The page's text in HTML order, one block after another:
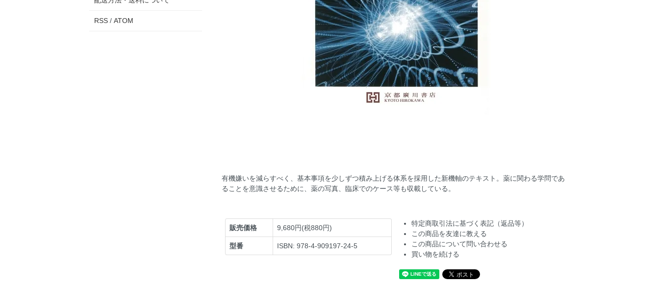
有機嫌いを減らすべく、基本事項を少しずつ積み上げる体系を採用した新機軸のテキスト。薬に関わる学問であ
ることを意識させるために、薬の写真、臨床でのケース等も収載している。
販売価格 9,680円(税880円)
型番 ISBN: 978-4-909197-24-5
特定商取引法に基づく表記（返品等）
この商品を友達に教える
この商品について問い合わせる
買い物を続ける
RSS / ATOM